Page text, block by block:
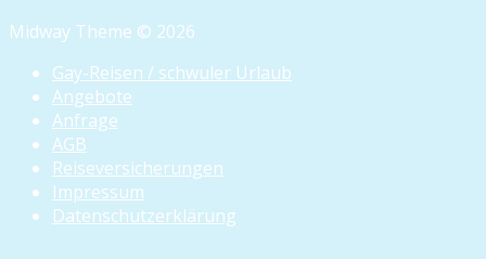
Midway Theme © 2026
Gay-Reisen / schwuler Urlaub
Angebote
Anfrage
AGB
Reiseversicherungen
Impressum
Datenschutzerklärung